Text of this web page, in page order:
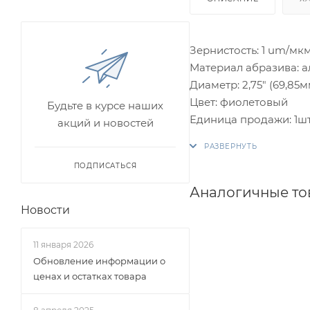
Зернистость: 1 um/
Материал абразива:
Диаметр: 2,75"
Цвет: фиолетовый
Единица продажи:
Аналогичные
Будьте в курсе наших
акций и новостей
ПОДПИСАТЬСЯ
Новости
11 января 2026
Обновление информации о
ценах и остатках товара